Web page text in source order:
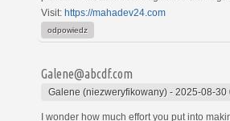
Visit: https://mahadev24.com
odpowiedz
Galene@abcdf.com
Galene (niezweryfikowany) - 2025-08-30
I wonder how much effort you put into